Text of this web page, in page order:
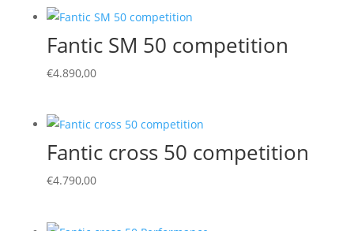
Fantic SM 50 competition
€4.890,00
Fantic cross 50 competition
€4.790,00